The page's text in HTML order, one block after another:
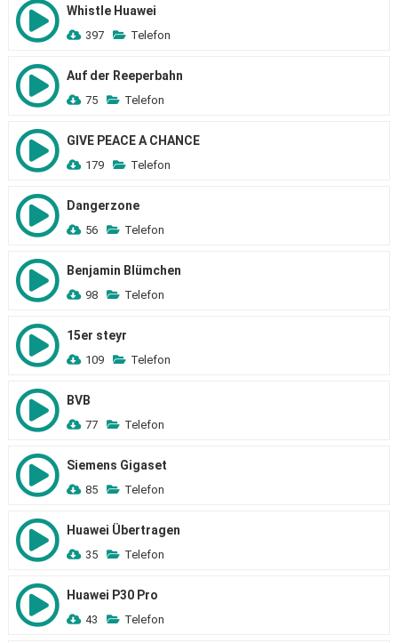
Whistle Huawei
397 Telefon
Auf der Reeperbahn
75 Telefon
GIVE PEACE A CHANCE
179 Telefon
Dangerzone
56 Telefon
Benjamin Blümchen
98 Telefon
15er steyr
109 Telefon
BVB
77 Telefon
Siemens Gigaset
85 Telefon
Huawei Übertragen
35 Telefon
Huawei P30 Pro
43 Telefon